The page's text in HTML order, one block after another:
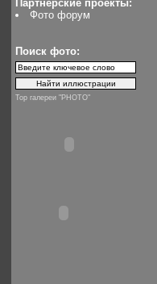
Партнёрские проекты:
Фото форум
Поиск фото:
Top галереи "PHOTO"